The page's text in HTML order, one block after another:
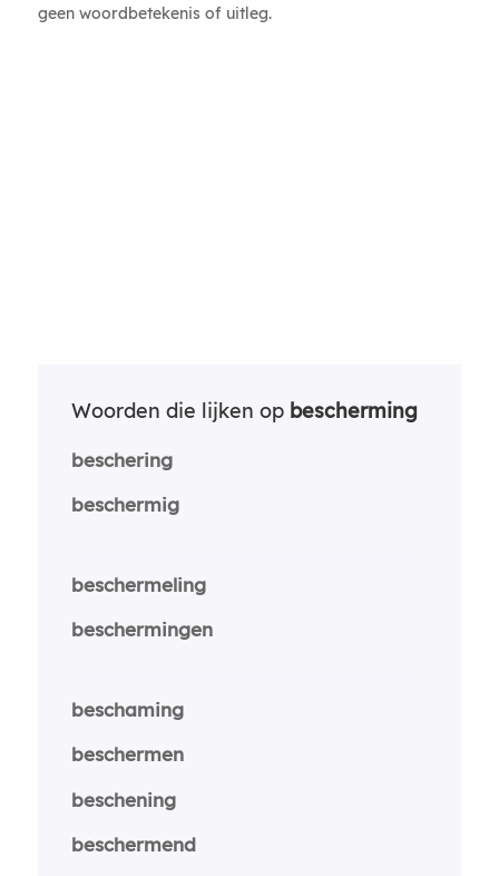
geen woordbetekenis of uitleg.
Woorden die lijken op bescherming
beschering
beschermig
beschermeling
beschermingen
beschaming
beschermen
beschening
beschermend